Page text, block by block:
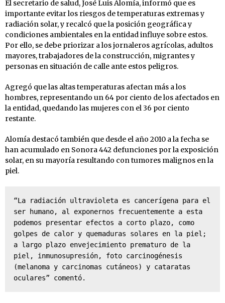
El secretario de salud, José Luis Alomía, informó que es
importante evitar los riesgos de temperaturas extremas y
radiación solar, y recalcó que la posición geográfica y
condiciones ambientales en la entidad influye sobre estos.
Por ello, se debe priorizar a los jornaleros agrícolas, adultos
mayores, trabajadores de la construcción, migrantes y
personas en situación de calle ante estos peligros.
Agregó que las altas temperaturas afectan más a los
hombres, representando un 64 por ciento de los afectados en
la entidad, quedando las mujeres con el 36 por ciento
restante.
Alomía destacó también que desde el año 2010 a la fecha se
han acumulado en Sonora 442 defunciones por la exposición
solar, en su mayoría resultando con tumores malignos en la
piel.
“La radiación ultravioleta es cancerígena para el
ser humano, al exponernos frecuentemente a esta
podemos presentar efectos a corto plazo, como
golpes de calor y quemaduras solares en la piel;
a largo plazo envejecimiento prematuro de la
piel, inmunosupresión, foto carcinogénesis
(melanoma y carcinomas cutáneos) y cataratas
oculares” comentó.